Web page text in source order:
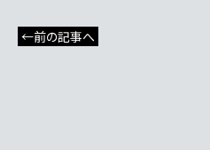
←前の記事へ